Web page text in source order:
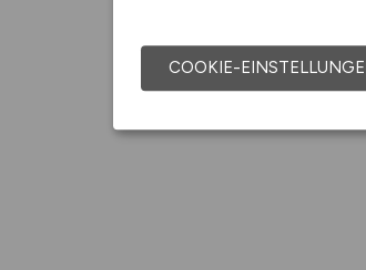
COOKIE-